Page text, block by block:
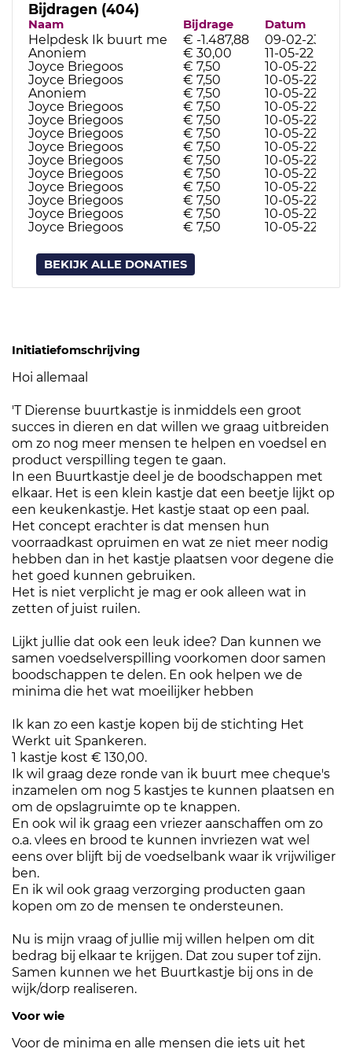
Bijdragen (404)
Naam Bijdrage Datum
Helpdesk Ik buurt me € -1.487,88
09-02-23
Anoniem
€ 30,00
11-05-22
Joyce Briegoos
€ 7,50
10-05-22
Joyce Briegoos
€ 7,50
10-05-22
Anoniem
€ 7,50
10-05-22
Joyce Briegoos
€ 7,50
10-05-22
Joyce Briegoos
€ 7,50
10-05-22
Joyce Briegoos
€ 7,50
10-05-22
Joyce Briegoos
€ 7,50
10-05-22
Joyce Briegoos
€ 7,50
10-05-22
Joyce Briegoos
€ 7,50
10-05-22
Joyce Briegoos
€ 7,50
10-05-22
Joyce Briegoos
€ 7,50
10-05-22
Joyce Briegoos
€ 7,50
10-05-22
Joyce Briegoos
€ 7,50 10-05-22
BEKIJK ALLE DONATIES
Initiatiefomschrijving
Hoi allemaal
'T Dierense buurtkastje is inmiddels een groot
succes in dieren en dat willen we graag uitbreiden
om zo nog meer mensen te helpen en voedsel en
product verspilling tegen te gaan.
In een Buurtkastje deel je de boodschappen met
elkaar. Het is een klein kastje dat een beetje lijkt op
een keukenkastje. Het kastje staat op een paal.
Het concept erachter is dat mensen hun
voorraadkast opruimen en wat ze niet meer nodig
hebben dan in het kastje plaatsen voor degene die
het goed kunnen gebruiken.
Het is niet verplicht je mag er ook alleen wat in
zetten of juist ruilen.
Lijkt jullie dat ook een leuk idee? Dan kunnen we
samen voedselverspilling voorkomen door samen
boodschappen te delen. En ook helpen we de
minima die het wat moeilijker hebben
Ik kan zo een kastje kopen bij de stichting Het
Werkt uit Spankeren.
1 kastje kost € 130,00.
Ik wil graag deze ronde van ik buurt mee cheque's
inzamelen om nog 5 kastjes te kunnen plaatsen en
om de opslagruimte op te knappen.
En ook wil ik graag een vriezer aanschaffen om zo
o.a. vlees en brood te kunnen invriezen wat wel
eens over blijft bij de voedselbank waar ik vrijwiliger
ben.
En ik wil ook graag verzorging producten gaan
kopen om zo de mensen te ondersteunen.
Nu is mijn vraag of jullie mij willen helpen om dit
bedrag bij elkaar te krijgen. Dat zou super tof zijn.
Samen kunnen we het Buurtkastje bij ons in de
wijk/dorp realiseren.
Voor wie
Voor de minima en alle mensen die iets uit het